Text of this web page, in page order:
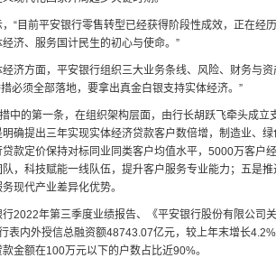
“目前平安银行零售转型已经获得阶段性成效，正在
济、服务国计民生的初心与使命。”
济方面，平安银行组织三大业务条线、风险、财务与
措必须全部落地，要拿出真金白银支持实体经济。”
措中的第一条，在组织架构层面，由行长胡跃飞牵头成
确提出三年实现实体经济贷款客户数倍增，制造业、
款定价保持对标同业同类客户均值水平，5000万客户
，科技赋能一线队伍，提升客户服务专业能力；五是
现代产业差异化优势。
2022年第三季度业绩报告、《平安银行股份有限公司
表内外授信总融资额48743.07亿元，较上年末增长
金额在100万元以下的户数占比近90%。